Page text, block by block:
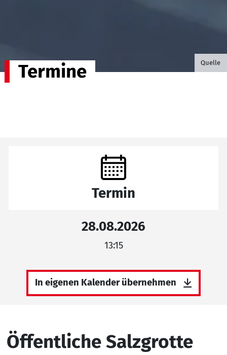
©B.G.
Quelle
Termine
Öffentliche Salzgrotte
Termin
28.08.2026
13:15
In eigenen Kalender übernehmen